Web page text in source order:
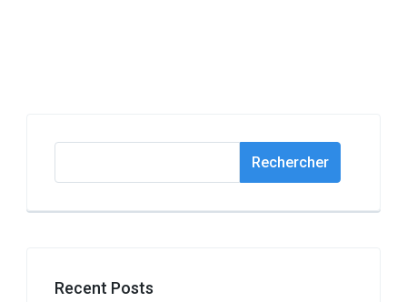
Rechercher
Recent Posts